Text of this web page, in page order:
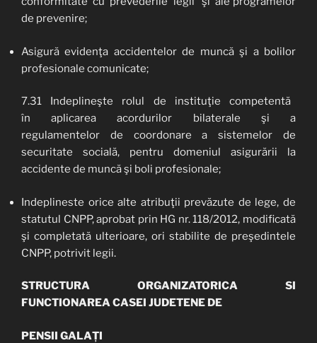
de prevenire;
Asigură evidenţa accidentelor de muncă şi a bolilor
profesionale comunicate;
7.31 Indeplineşte rolul de instituţie competentă
în aplicarea acordurilor bilaterale şi a
regulamentelor de coordonare a sistemelor de
securitate socială, pentru domeniul asigurării la
accidente de muncă şi boli profesionale;
Indeplineste orice alte atribuţii prevăzute de lege, de
statutul CNPP, aprobat prin HG nr. 118/2012, modificată
şi completată ulterioare, ori stabilite de preşedintele
CNPP, potrivit legii.
STRUCTURA ORGANIZATORICA SI
FUNCTIONAREA CASEI JUDETENE DE
PENSII GALAȚI